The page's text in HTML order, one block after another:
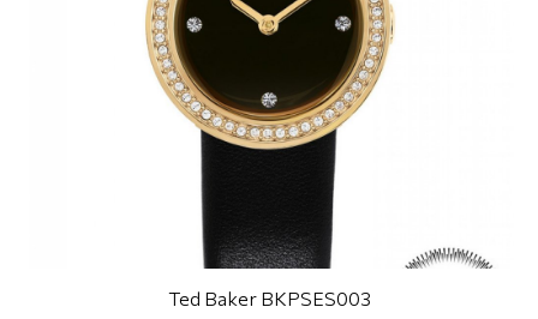
Ted Baker BKPSES003